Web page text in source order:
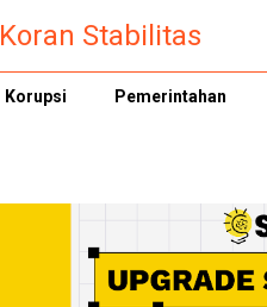
Koran Stabilitas
Korupsi Pemerintahan